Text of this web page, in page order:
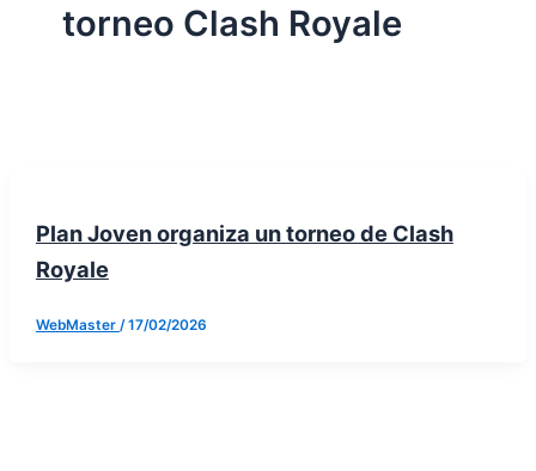
torneo Clash Royale
Plan Joven organiza un torneo de Clash
Royale
WebMaster /17/02/2026